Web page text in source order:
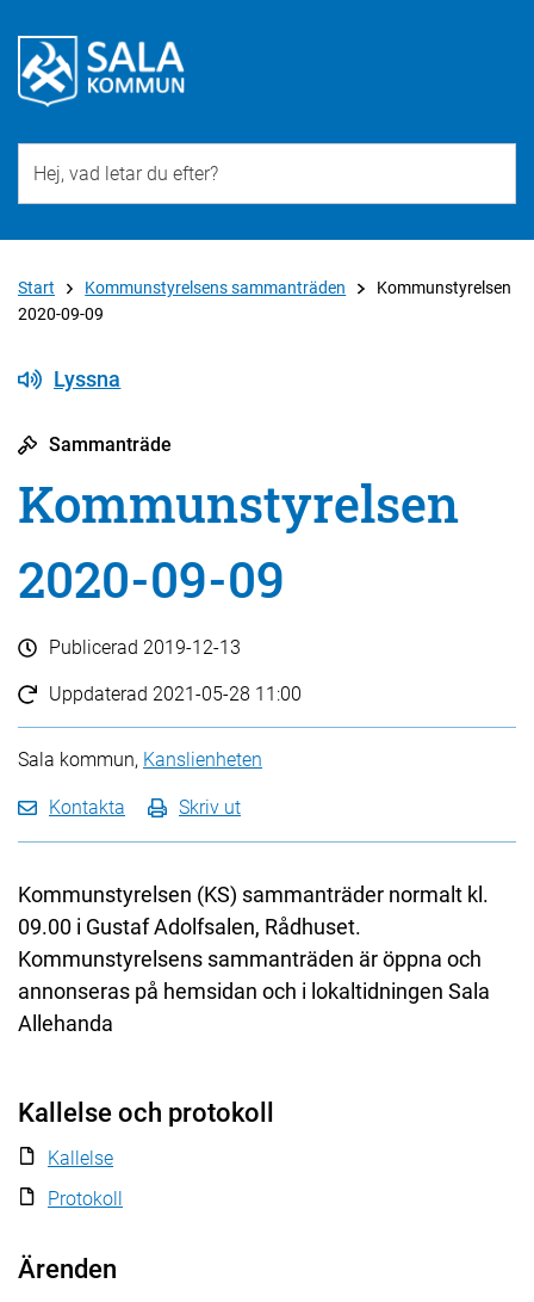
Start Kommunstyrelsens sammanträden
Kommunstyrelsen
2020-09-09
Lyssna
Sammanträde
Kommunstyrelsen
2020-09-09
Publicerad 2019-12-13
Uppdaterad 2021-05-28 11:00
Sala kommun, Kanslienheten
Kontakta Skriv ut
Kommunstyrelsen (KS) sammanträder normalt kl.
09.00 i Gustaf Adolfsalen, Rådhuset.
Kommunstyrelsens sammanträden är öppna och
annonseras på hemsidan och i lokaltidningen Sala
Allehanda
Kallelse och protokoll
Kallelse
Protokoll
Ärenden